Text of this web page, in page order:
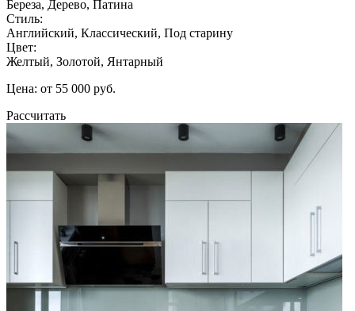
Береза, Дерево, Патина
Стиль:
Английский, Классический, Под старину
Цвет:
Желтый, Золотой, Янтарный
Цена: от 55 000 руб.
Рассчитать